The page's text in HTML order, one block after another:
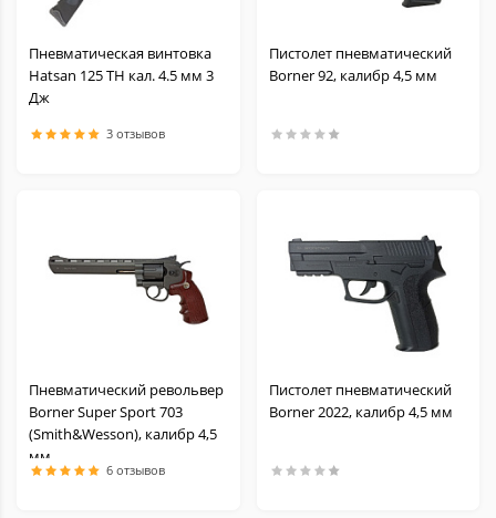
Пневматическая винтовка
Hatsan 125 TH кал. 4.5 мм 3
Дж
3 отзывов
Пистолет пневматический
Borner 92, калибр 4,5 мм
Пневматический револьвер
Borner Super Sport 703
(Smith&Wesson), калибр 4,5
мм
6 отзывов
Пистолет пневматический
Borner 2022, калибр 4,5 мм